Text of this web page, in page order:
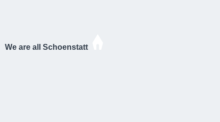
We are all Schoenstatt